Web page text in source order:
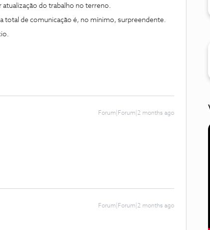
atualização do trabalho no terreno.
total de comunicação é, no mínimo, surpreendente.
Forum|Forum|2 months ago
Forum|Forum|2 months ago